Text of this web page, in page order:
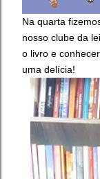
Na quarta
nosso clube da
o livro e
uma delícia!